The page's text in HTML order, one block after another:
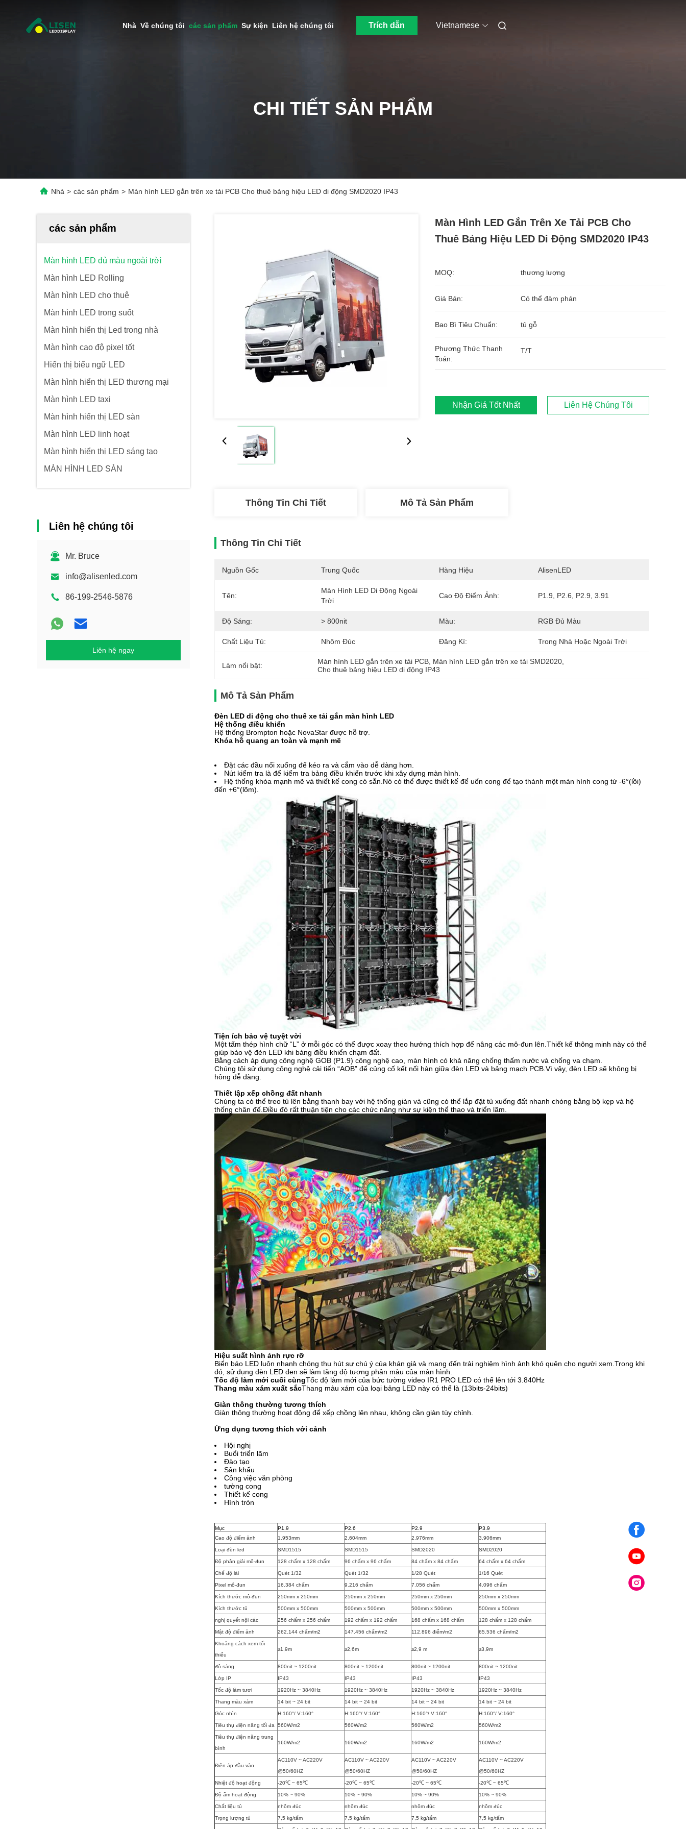
Nhà Về chúng tôi các sản phẩm Sự kiện Liên hệ chúng tôi Trích dẫn Vietnamese
CHI TIẾT SẢN PHẨM
Nhà > các sản phẩm > Màn hình LED gắn trên xe tải PCB Cho thuê bảng hiệu LED di động SMD2020 IP43
các sản phẩm
Màn hình LED đủ màu ngoài trời
Màn hình LED Rolling
Màn hình LED cho thuê
Màn hình LED trong suốt
Màn hình hiển thị Led trong nhà
Màn hình cao độ pixel tốt
Hiển thị biểu ngữ LED
Màn hình hiển thị LED thương mại
Màn hình LED taxi
Màn hình hiển thị LED sàn
Màn hình LED linh hoạt
Màn hình hiển thị LED sáng tạo
MÀN HÌNH LED SÀN
Liên hệ chúng tôi
Mr. Bruce
info@alisenled.com
86-199-2546-5876
Liên hệ ngay
Màn Hình LED Gắn Trên Xe Tải PCB Cho
Thuê Bảng Hiệu LED Di Động SMD2020 IP43
MOQ: thương lượng
Giá Bán: Có thể đàm phán
Bao Bì Tiêu Chuẩn: tủ gỗ
Phương Thức Thanh
Toán:
T/T
Nhận Giá Tốt Nhất Liên Hệ Chúng Tôi
Thông Tin Chi Tiết Mô Tả Sản Phẩm
Thông Tin Chi Tiết
Nguồn Gốc Trung Quốc Hàng Hiệu AlisenLED
Tên:
Màn Hình LED Di Động Ngoài
Trời
Cao Độ Điểm Ảnh: P1.9, P2.6, P2.9, 3.91
Độ Sáng: > 800nit Màu: RGB Đủ Màu
Chất Liệu Tủ: Nhôm Đúc Đăng Kí: Trong Nhà Hoặc Ngoài Trời
Làm nổi bật: Màn hình LED gắn trên xe tải PCB Màn hình LED gắn trên xe tải SMD2020
Cho thuê bảng hiệu LED di động IP43
Mô Tả Sản Phẩm
Đèn LED di động cho thuê xe tải gắn màn hình LED
Hệ thống điều khiển
Hệ thống Brompton hoặc NovaStar được hỗ trợ.
Khóa hồ quang an toàn và mạnh mẽ
Đặt các đầu nối xuống để kéo ra và cắm vào dễ dàng hơn.
Nút kiểm tra là để kiểm tra bảng điều khiển trước khi xây dựng màn hình.
Hệ thống khóa mạnh mẽ và thiết kế cong có sẵn.Nó có thể được thiết kế để uốn cong để tạo thành một màn hình cong từ -6°(lồi)
đến +6°(lõm).
Tiện ích bảo vệ tuyệt vời
Một tấm thép hình chữ “L” ở mỗi góc có thể được xoay theo hướng thích hợp để nâng các mô-đun lên.Thiết kế thông minh này có thể
giúp bảo vệ đèn LED khi bảng điều khiển chạm đất.
Bằng cách áp dụng công nghệ GOB (P1.9) công nghệ cao, màn hình có khả năng chống thấm nước và chống va chạm.
Chúng tôi sử dụng công nghệ cải tiến “AOB” để củng cố kết nối hàn giữa đèn LED và bảng mạch PCB.Vì vậy, đèn LED sẽ không bị
hỏng dễ dàng.
Thiết lập xếp chồng đất nhanh
Chúng ta có thể treo tủ lên bằng thanh bay với hệ thống giàn và cũng có thể lắp đặt tủ xuống đất nhanh chóng bằng bộ kẹp và hệ
thống chân đế.Điều đó rất thuận tiện cho các chức năng như sự kiện thể thao và triển lãm.
Hiệu suất hình ảnh rực rỡ
Biển báo LED luôn nhanh chóng thu hút sự chú ý của khán giả và mang đến trải nghiệm hình ảnh khó quên cho người xem.Trong khi
đó, sử dụng đèn LED đen sẽ làm tăng độ tương phản màu của màn hình.
Tốc độ làm mới cuối cùngTốc độ làm mới của bức tường video IR1 PRO LED có thể lên tới 3.840Hz
Thang màu xám xuất sắcThang màu xám của loại bảng LED này có thể là (13bits-24bits)
Giàn thông thường tương thích
Giàn thông thường hoạt động để xếp chồng lên nhau, không cần giàn tùy chỉnh.
Ứng dụng tương thích với cảnh
Hội nghị
Buổi triển lãm
Đào tạo
Sân khấu
Công việc văn phòng
tường cong
Thiết kế cong
Hình tròn
Mục P1.9 P2.6 P2.9
P3.9
Cao độ điểm ảnh
1.953mm 2.604mm 2.976mm 3.906mm
Loại đèn led SMD1515 SMD1515 SMD2020 SMD2020
Độ phân giải mô-đun 128 chấm x 128 chấm 96 chấm x 96 chấm 84 chấm x 84 chấm 64 chấm x 64 chấm
Chế độ lái Quét 1/32 Quét 1/32 1/28 Quét 1/16 Quét
Pixel mô-đun 16.384 chấm 9.216 chấm 7.056 chấm 4.096 chấm
Kích thước mô-đun 250mm x 250mm 250mm x 250mm 250mm x 250mm 250mm x 250mm
Kích thước tủ 500mm x 500mm 500mm x 500mm 500mm x 500mm 500mm x 500mm
nghị quyết nội các 256 chấm x 256 chấm 192 chấm x 192 chấm 168 chấm x 168 chấm 128 chấm x 128 chấm
Mật độ điểm ảnh 262.144 chấm/m2 147.456 chấm/m2 112.896 điểm/m2 65.536 chấm/m2
Khoảng cách xem tối
thiểu
≥1,9m ≥2,6m ≥2,9 m ≥3,9m
độ sáng 800nit ~ 1200nit 800nit ~ 1200nit 800nit ~ 1200nit 800nit ~ 1200nit
Lớp IP IP43 IP43 IP43 IP43
Tốc độ làm tươi 1920Hz ~ 3840Hz 1920Hz ~ 3840Hz 1920Hz ~ 3840Hz 1920Hz ~ 3840Hz
Thang màu xám 14 bit ~ 24 bit 14 bit ~ 24 bit 14 bit ~ 24 bit 14 bit ~ 24 bit
Góc nhìn H:160°/ V:160° H:160°/ V:160° H:160°/ V:160° H:160°/ V:160°
Tiêu thụ điện năng tối đa 560W/m2 560W/m2 560W/m2 560W/m2
Tiêu thụ điện năng trung
bình
160W/m2 160W/m2 160W/m2 160W/m2
Điện áp đầu vào
AC110V ~ AC220V
@50/60HZ
AC110V ~ AC220V
@50/60HZ
AC110V ~ AC220V
@50/60HZ
AC110V ~ AC220V
@50/60HZ
Nhiệt độ hoạt động -20℃ ~ 65℃ -20℃ ~ 65℃ -20℃ ~ 65℃ -20℃ ~ 65℃
Độ ẩm hoạt động 10% ~ 90% 10% ~ 90% 10% ~ 90% 10% ~ 90%
Chất liệu tủ nhôm đúc nhôm đúc nhôm đúc nhôm đúc
Trọng lượng tủ 7,5 kg/tấm 7,5 kg/tấm 7,5 kg/tấm 7,5 kg/tấm